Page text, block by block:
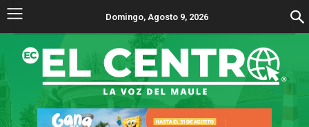
Domingo, Agosto 9, 2026